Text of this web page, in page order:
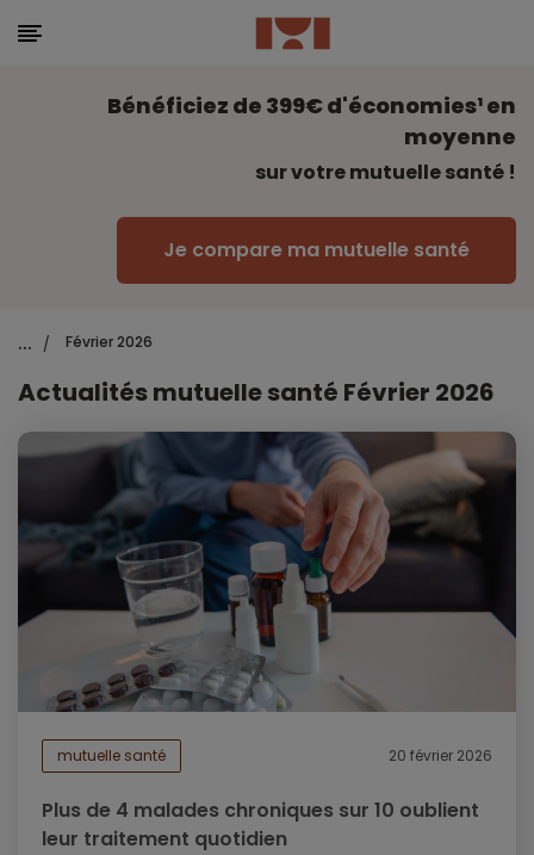
Bénéficiez de 399€ d'économies¹ en
moyenne
sur votre mutuelle santé !
Je compare ma mutuelle santé
... / Février 2026
Actualités mutuelle santé Février 2026
mutuelle santé 20 février 2026
Plus de 4 malades chroniques sur 10 oublient
leur traitement quotidien